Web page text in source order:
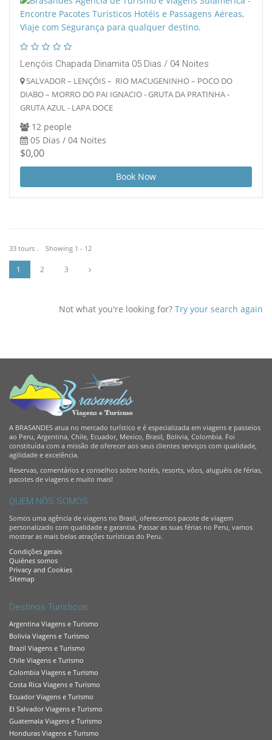
Lençóis Chapada Dinamita 05 Dias / 04 Noites
SALVADOR – LENÇÓIS – RIO MACUGENINHO – POCO DO
DIABO – MORRO DO PAI IGNACIO - GRUTA DA PRATINHA -
GRUTA AZUL - LAPA DOCE
12 people
05 Dias / 04 Noites
$0,00
Book Now
33 tours . Showing 1 - 12
1 2 3
Not what you're looking for? Try your search again
A BRASANDES atua no mercado turístico e é especializada em viagens e passeios
ao Peru, Argentina, Chile, Ecuador, Mexico, Brasil, Bolivia, Colombia. Foi
constituída com a missão de oferecer aos seus clientes serviços com qualidade,
agilidade e excelência.
Reservas, comentários e conselhos sobre hotéis, resorts, vôos, aluguéis de férias,
pacotes de viagens e muito mais!
QUEM NÓS SOMOS
Somos uma agência de viagens no Brasil, oferecemos pacote de viagem
personalizado com qualidade e garantia. Passar as suas férias no Peru, vamos
mostrar as mais belas atrações turísticas do Peru.
Condições gerais
Quiénes somos
Privacy and Cookies
Sitemap
Destinos Turísticos
Argentina Viagens e Turismo
Bolivia Viagens e Turismo
Brazil Viagens e Turismo
Chile Viagens e Turismo
Colombia Viagens e Turismo
Costa Rica Viagens e Turismo
Ecuador Viagens e Turismo
El Salvador Viagens e Turismo
Guatemala Viagens e Turismo
Honduras Viagens e Turismo